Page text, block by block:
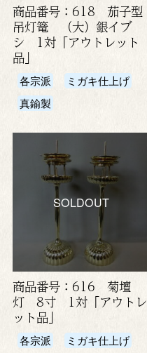
商品番号：618 茄子型
吊灯篭 （大）銀イブ
シ 1対「アウトレット
品」
各宗派
ミガキ仕上げ
真鍮製
SOLDOUT
商品番号：616 菊壇
灯 8寸 1対「アウトレ
ット品」
各宗派
ミガキ仕上げ